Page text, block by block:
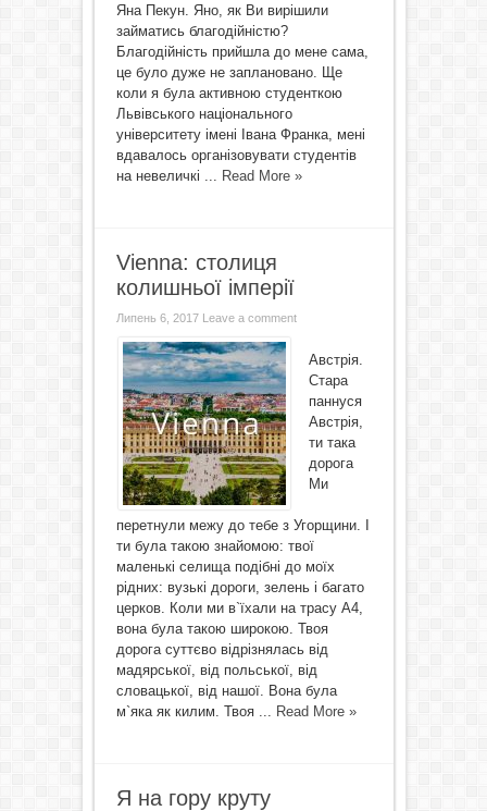
Яна Пекун. Яно, як Ви вирішили
займатись благодійністю?
Благодійність прийшла до мене сама,
це було дуже не заплановано. Ще
коли я була активною студенткою
Львівського національного
університету імені Івана Франка, мені
вдавалось організовувати студентів
на невеличкі ... Read More »
Vienna: столиця
колишньої імперії
Липень 6, 2017 Leave a comment
Австрія.
Стара
паннуся
Австрія,
ти така
дорога
Ми
перетнули межу до тебе з Угорщини. І
ти була такою знайомою: твої
маленькі селища подібні до моїх
рідних: вузькі дороги, зелень і багато
церков. Коли ми в`їхали на трасу А4,
вона була такою широкою. Твоя
дорога суттєво відрізнялась від
мадярської, від польської, від
словацької, від нашої. Вона була
м`яка як килим. Твоя ... Read More »
Я на гору круту